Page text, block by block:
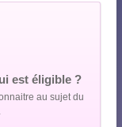
est éligible ?
au sujet du